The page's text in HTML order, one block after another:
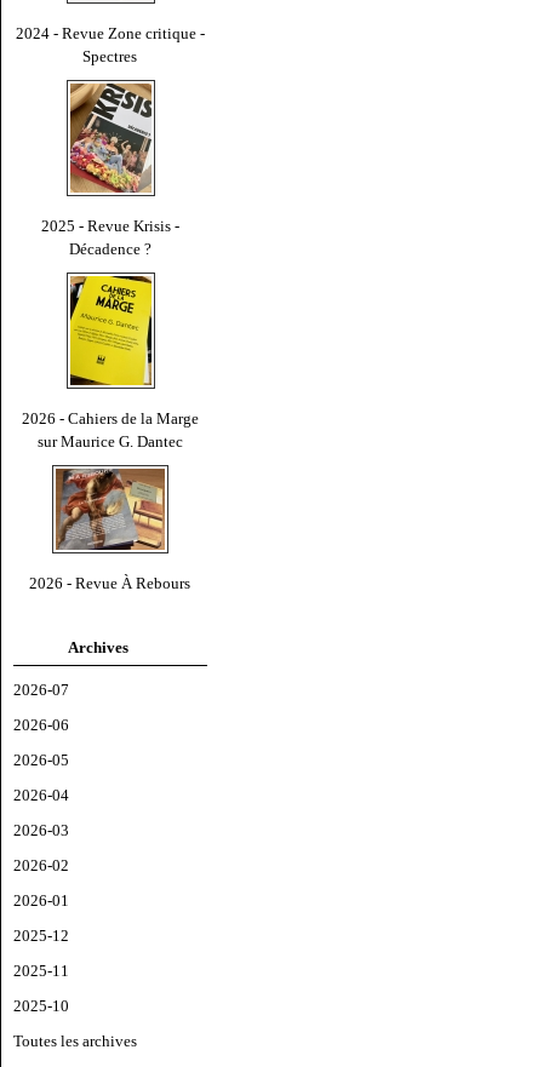
2024 - Revue Zone critique -
Spectres
2025 - Revue Krisis -
Décadence ?
2026 - Cahiers de la Marge
sur Maurice G. Dantec
2026 - Revue À Rebours
Archives
2026-07
2026-06
2026-05
2026-04
2026-03
2026-02
2026-01
2025-12
2025-11
2025-10
Toutes les archives